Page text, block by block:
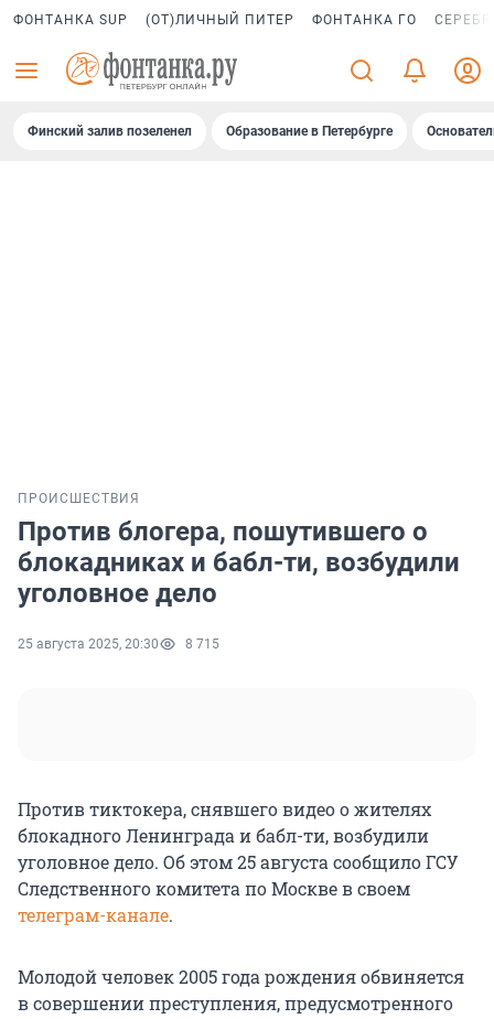
ФОНТАНКА SUP (ОТ)ЛИЧНЫЙ ПИТЕР ФОНТАНКА ГО
Финский залив позеленел Образование в Петербурге
ПРОИСШЕСТВИЯ
Против блогера, пошутившего о
блокадниках и бабл-ти, возбудили
уголовное дело
25 августа 2025, 20:30 8 715
Против тиктокера, снявшего видео о жителях
блокадного Ленинграда и бабл-ти, возбудили
уголовное дело. Об этом 25 августа сообщило ГСУ
Следственного комитета по Москве в своем
телеграм-канале.
Молодой человек 2005 года рождения обвиняется
в совершении преступления, предусмотренного